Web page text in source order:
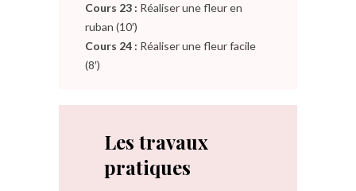
Cours 23 : Réaliser une fleur en
ruban (10′)
Cours 24 : Réaliser une fleur facile
(8′)
Les travaux
pratiques